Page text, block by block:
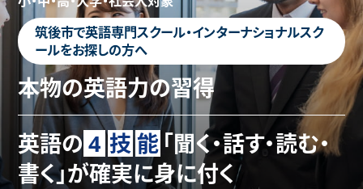
筑後市で英語専門スクール・インターナショナルスク
ールをお探しの方へ
本物の英語力の習得
英語の 4 技能 「聞く・話す・読む・
書く」が確実に身に付く